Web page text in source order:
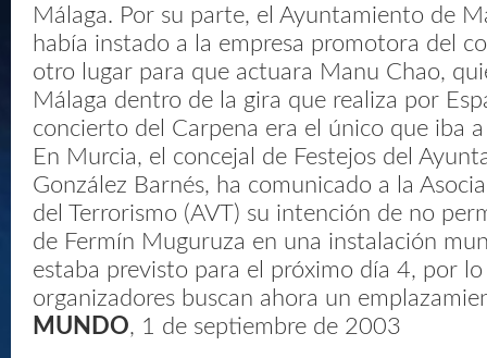
Málaga. Por su parte, el Ayuntamiento de
había instado a la empresa promotora del
otro lugar para que actuara Manu Chao,
Málaga dentro de la gira que realiza por
concierto del Carpena era el único que iba
En Murcia, el concejal de Festejos del
González Barnés, ha comunicado a la
del Terrorismo (AVT) su intención de no
de Fermín Muguruza en una instalación
estaba previsto para el próximo día 4, por
organizadores buscan ahora un
MUNDO, 1 de septiembre de 2003